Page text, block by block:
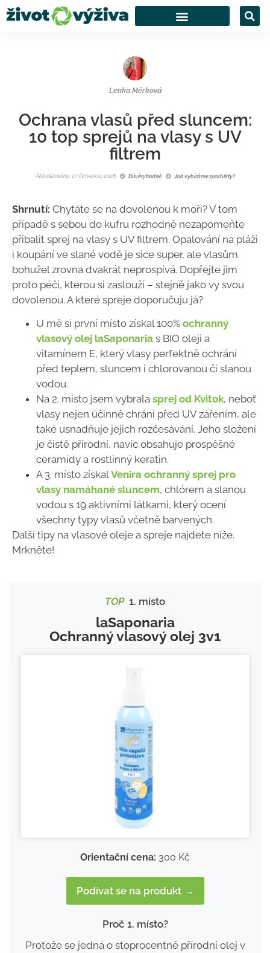
Lenka Měrková
Ochrana vlasů před sluncem:
10 top sprejů na vlasy s UV
filtrem
Aktualizováno: 27 července, 2026 Důvěryhodné Jak vybíráme produkty?
Shrnutí: Chytáte se na dovolenou k moři? V tom
případě s sebou do kufru rozhodně nezapomeňte
přibalit sprej na vlasy s UV filtrem. Opalování na pláži
i koupání ve slané vodě je sice super, ale vlasům
bohužel zrovna dvakrát neprospívá. Dopřejte jim
proto péči, kterou si zaslouží – stejně jako vy svou
dovolenou. A které spreje doporučuju já?
U mě si první místo získal 100% ochranný
vlasový olej laSaponaria s BIO oleji a
vitamínem E, který vlasy perfektně ochrání
před teplem, sluncem i chlorovanou či slanou
vodou.
Na 2. místo jsem vybrala sprej od Kvitok, neboť
vlasy nejen účinně chrání před UV zářením, ale
také usnadňuje jejich rozčesávání. Jeho složení
je čistě přírodní, navíc obsahuje prospěšné
ceramidy a rostlinný keratin.
A 3. místo získalVenira ochranný sprej pro
vlasy namáhané sluncem, chlórem a slanou
vodou s 19 aktivními látkami, který ocení
všechny typy vlasů včetně barvených.
Další tipy na vlasové oleje a spreje najdete níže.
Mrkněte!
TOP1. místo
laSaponaria
Ochranný vlasový olej 3v1
Orientační cena: 300 Kč
Podívat se na produkt →
Proč 1. místo?
Protože se jedná o stoprocentně přírodní olej v